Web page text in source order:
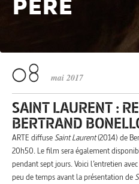
PÈRE
mai 2017
SAINT LAURENT :
BERTRAND
ARTE diffuseSaint Laurent(2014) de
20h50. Le film sera également
pendant sept jours. Voici l’entretien
peu de temps avant la présentation de